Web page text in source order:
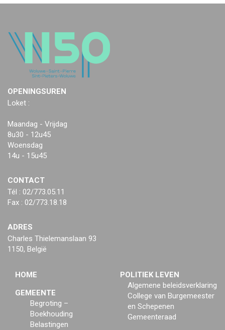
OPENINGSUREN
Loket :
Maandag - Vrijdag
8u30 - 12u45
Woensdag
14u - 15u45
CONTACT
Tél : 02/773.05.11
Fax : 02/773.18.18
ADRES
Charles Thielemanslaan 93
1150, België
HOME
GEMEENTE
Begroting –
Boekhouding
Belastingen
POLITIEK LEVEN
Algemene beleidsverklaring
College van Burgemeester
en Schepenen
Gemeenteraad